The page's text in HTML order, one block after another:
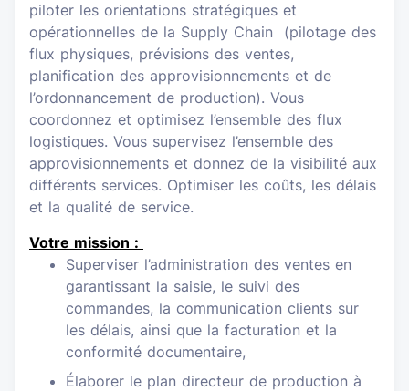
piloter les orientations stratégiques et
opérationnelles de la Supply Chain (pilotage des
flux physiques, prévisions des ventes,
planification des approvisionnements et de
l’ordonnancement de production). Vous
coordonnez et optimisez l’ensemble des flux
logistiques. Vous supervisez l’ensemble des
approvisionnements et donnez de la visibilité aux
différents services. Optimiser les coûts, les délais
et la qualité de service.
Votre mission :
Superviser l’administration des ventes en
garantissant la saisie, le suivi des
commandes, la communication clients sur
les délais, ainsi que la facturation et la
conformité documentaire,
Élaborer le plan directeur de production à